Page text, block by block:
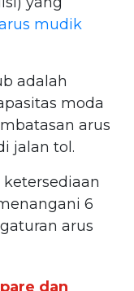
mudik
adalah
moda
arus
jalan tol.
6
arus
dan